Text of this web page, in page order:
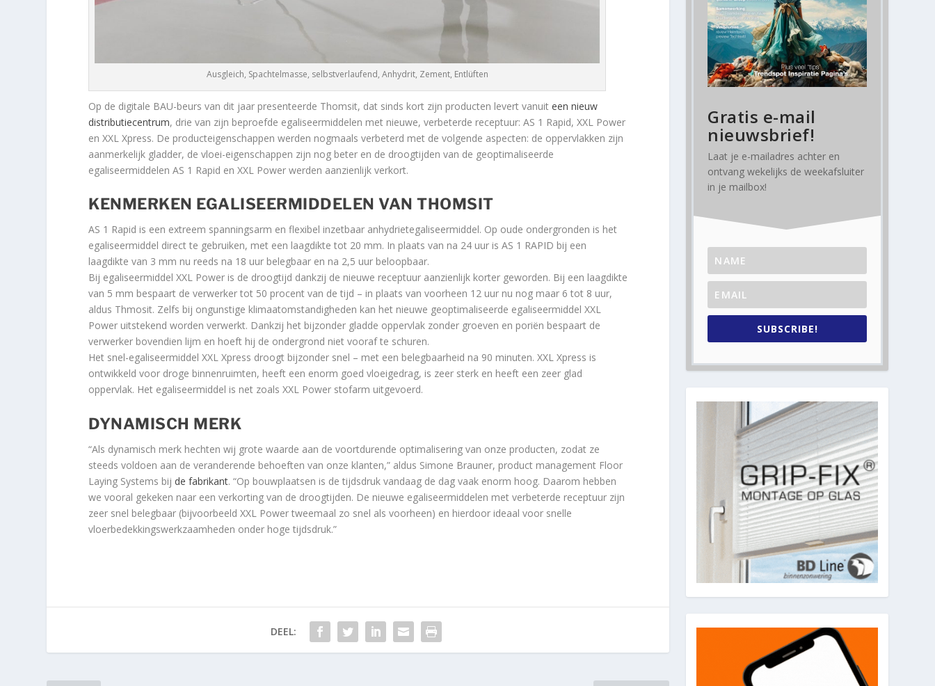
Ausgleich, Spachtelmasse, selbstverlaufend, Anhydrit, Zement, Entlüften
Op de digitale BAU-beurs van dit jaar presenteerde Thomsit, dat sinds kort zijn producten levert vanuiteen nieuw
distributiecentrum, drie van zijn beproefde egaliseermiddelen met nieuwe, verbeterde receptuur: AS 1 Rapid, XXL Power
en XXL Xpress. De producteigenschappen werden nogmaals verbeterd met de volgende aspecten: de oppervlakken zijn
aanmerkelijk gladder, de vloei-eigenschappen zijn nog beter en de droogtijden van de geoptimaliseerde
egaliseermiddelen AS 1 Rapid en XXL Power werden aanzienlijk verkort.
KENMERKEN EGALISEERMIDDELEN VAN THOMSIT
AS 1 Rapid is een extreem spanningsarm en flexibel inzetbaar anhydrietegaliseermiddel. Op oude ondergronden is het
egaliseermiddel direct te gebruiken, met een laagdikte tot 20 mm. In plaats van na 24 uur is AS 1 RAPID bij een
laagdikte van 3 mm nu reeds na 18 uur belegbaar en na 2,5 uur beloopbaar.
Bij egaliseermiddel XXL Power is de droogtijd dankzij de nieuwe receptuur aanzienlijk korter geworden. Bij een laagdikte
van 5 mm bespaart de verwerker tot 50 procent van de tijd – in plaats van voorheen 12 uur nu nog maar 6 tot 8 uur,
aldus Thmosit. Zelfs bij ongunstige klimaatomstandigheden kan het nieuwe geoptimaliseerde egaliseermiddel XXL
Power uitstekend worden verwerkt. Dankzij het bijzonder gladde oppervlak zonder groeven en poriën bespaart de
verwerker bovendien lijm en hoeft hij de ondergrond niet vooraf te schuren.
Het snel-egaliseermiddel XXL Xpress droogt bijzonder snel – met een belegbaarheid na 90 minuten. XXL Xpress is
ontwikkeld voor droge binnenruimten, heeft een enorm goed vloeigedrag, is zeer sterk en heeft een zeer glad
oppervlak. Het egaliseermiddel is net zoals XXL Power stofarm uitgevoerd.
DYNAMISCH MERK
“Als dynamisch merk hechten wij grote waarde aan de voortdurende optimalisering van onze producten, zodat ze
steeds voldoen aan de veranderende behoeften van onze klanten,” aldus Simone Brauner, product management Floor
Laying Systems bij de fabrikant. “Op bouwplaatsen is de tijdsdruk vandaag de dag vaak enorm hoog. Daarom hebben
we vooral gekeken naar een verkorting van de droogtijden. De nieuwe egaliseermiddelen met verbeterde receptuur zijn
zeer snel belegbaar (bijvoorbeeld XXL Power tweemaal zo snel als voorheen) en hierdoor ideaal voor snelle
vloerbedekkingswerkzaamheden onder hoge tijdsdruk.”
DEEL:
Gratis e-mail
nieuwsbrief!
Laat je e-mailadres achter en
ontvangwekelijks de weekafsluiter
in je mailbox!
SUBSCRIBE!